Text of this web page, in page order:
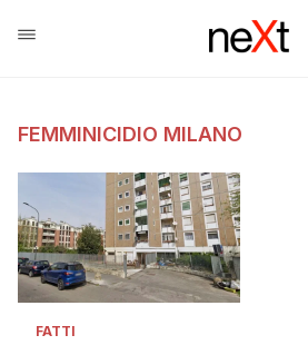
FEMMINICIDIO MILANO
FATTI